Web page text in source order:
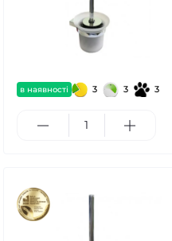
в наявності 3 3 3